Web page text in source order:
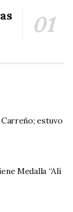
estuvo
Medalla “Alí